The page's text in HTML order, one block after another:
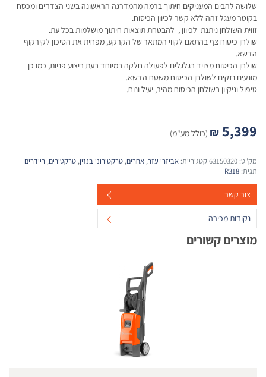
שלושה להבים המעניקים חיתוך ברמה מהמדרגה הראשונה בשני הצדדים ומכסח
בקוטר מעגל זהה ללא קשר לכיוון הכיסוח.
זווית השולחן ניתנת לכיוון , להבטחת תוצאות חיתוך מושלמות בכל עת.
שולחן כיסוח צף בהתאם לקווי המתאר של הקרקע, מפחית את הסיכון לקירקוף
הדשא.
שולחן הכיסוח מצויד בגלגלים לפעולה חלקה במיוחד בעת ביצוע פניות, כמו כן
מונעים נזקים לשולחן הכיסוח משטח הדשא.
טיפול וניקיון בשולחן הכיסוח מהיר, יעיל ונוח.
₪5,399 (כולל מע"מ)
מק"ט: 63150320קטגוריות: אביזרי עזר, אחרים, טרקטורוני בנזין, טרקטורים, ריידרים
תגית: R318
צור קשר
נקודות מכירה
מוצרים קשורים